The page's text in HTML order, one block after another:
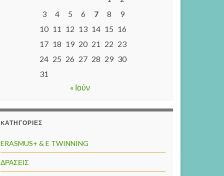
3
4 5 6 7 8
9
10 11 12 13 14 15 16
17 18 19 20 21 22 23
24 25 26 27 28 29 30
31
« Ιούν
KΑΤΗΓΟΡΊΕΣ
ERASMUS+ & E TWINNING
ΔΡΑΣΕΙΣ